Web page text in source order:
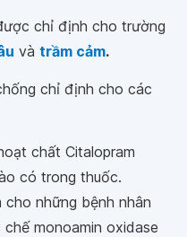
chỉ định cho trường
và trầm cảm.
chỉ định cho các
chất Citalopram
có trong thuốc.
cho những bệnh nhân
monoamin oxidase